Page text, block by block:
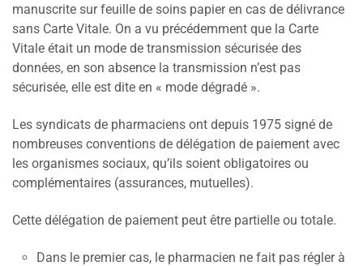
manuscrite sur feuille de soins papier en cas de délivrance
sans Carte Vitale. On a vu précédemment que la Carte
Vitale était un mode de transmission sécurisée des
données, en son absence la transmission n’est pas
sécurisée, elle est dite en « mode dégradé ».
Les syndicats de pharmaciens ont depuis 1975 signé de
nombreuses conventions de délégation de paiement avec
les organismes sociaux, qu’ils soient obligatoires ou
complémentaires (assurances, mutuelles).
Cette délégation de paiement peut être partielle ou totale.
Dans le premier cas, le pharmacien ne fait pas régler à